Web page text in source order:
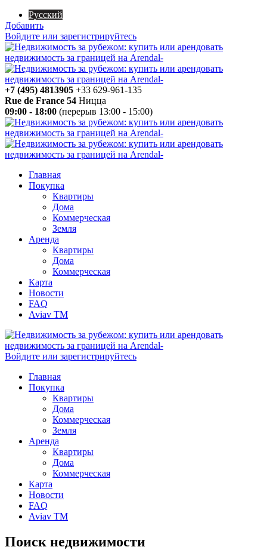
Русский
Добавить
Войдите или зарегистрируйтесь
+7 (495) 4813905 +33 629-961-135
Rue de France 54 Ницца
09:00 - 18:00 (перерыв 13:00 - 15:00)
Главная
Покупка
Квартиры
Дома
Коммерческая
Земля
Аренда
Квартиры
Дома
Коммерческая
Карта
Новости
FAQ
Aviav TM
Войдите или зарегистрируйтесь
Главная
Покупка
Квартиры
Дома
Коммерческая
Земля
Аренда
Квартиры
Дома
Коммерческая
Карта
Новости
FAQ
Aviav TM
Поиск недвижимости